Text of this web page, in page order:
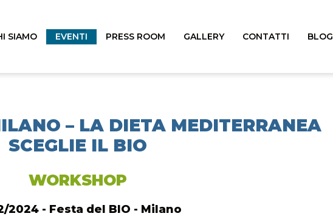
SIAMO EVENTI PRESS ROOM GALLERY CONTATTI BLOG
– LA DIETA MEDITERRANEA
SCEGLIE IL BIO
WORKSHOP
2024 - Festa del BIO - Milano